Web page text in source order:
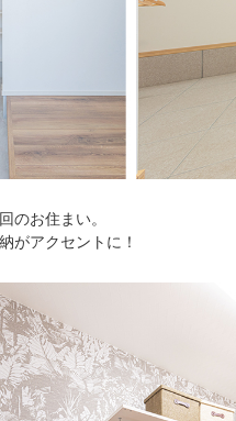
のお住まい。
がアクセントに！